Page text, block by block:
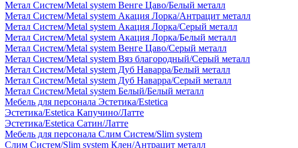
Метал Систем/Metal system Венге Цаво/Белый металл
Метал Систем/Metal system Акация Лорка/Антрацит металл
Метал Систем/Metal system Акация Лорка/Серый металл
Метал Систем/Metal system Акация Лорка/Белый металл
Метал Систем/Metal system Венге Цаво/Серый металл
Метал Систем/Metal system Вяз благородный/Серый металл
Метал Систем/Metal system Дуб Наварра/Белый металл
Метал Систем/Metal system Дуб Наварра/Серый металл
Метал Систем/Metal system Белый/Белый металл
Мебель для персонала Эстетика/Estetica
Эстетика/Estetica Капучино/Латте
Эстетика/Estetica Сатин/Латте
Мебель для персонала Слим Систем/Slim system
Слим Систем/Slim system Клен/Антрацит металл